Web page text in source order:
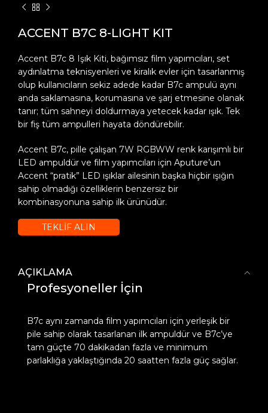
ACCENT B7C 8-LIGHT KIT
Accent B7c 8 Işık Kiti, bağımsız film yapımcıları, set
aydınlatma teknisyenleri ve kiralık evler için tasarlanmış
olup kullanıcıların sekiz adede kadar B7c ampulü aynı
anda saklamasına, korumasına ve şarj etmesine olanak
tanır; tüm sahneyi doldurmaya yetecek kadar ışık. Tek
bir fiş tüm ampulleri hayata döndürebilir.
Accent B7c, pille çalışan 7W RGBWW renk karışımlı bir
LED ampuldür ve film yapımcıları için Aputure’un
Accent “pratik” LED ışıklar ailesinin başka hiçbir ışığın
sahip olmadığı özelliklerin benzersiz bir
kombinasyonuna sahip ilk ürünüdür.
TEKLİF ALIN
AÇIKLAMA
Profesyoneller İçin
B7c aynı zamanda film yapımcıları için yerleşik bir
pile sahip olarak tasarlanan ilk ampuldür ve B7c’ye
tam güçte 70 dakikadan fazla ve minimum
parlaklığa yaklaştığında 20 saatten fazla güç sağlar.